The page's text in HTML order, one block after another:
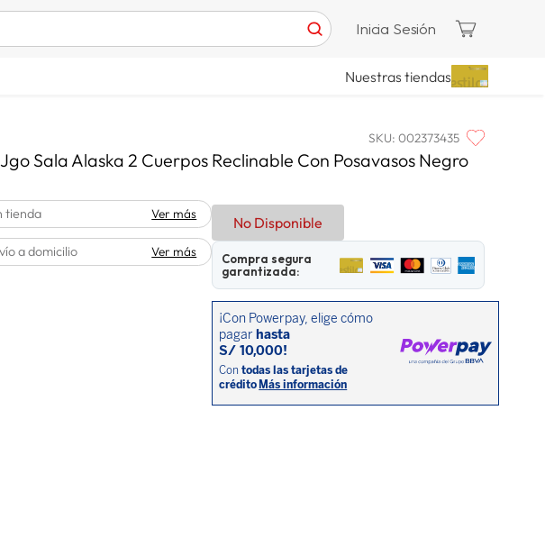
Inicia Sesión
Nuestras tiendas
SKU: 002373435
Sala Alaska 2 Cuerpos Reclinable Con Posavasos Negro
tienda Ver más
a domicilio Ver más
No Disponible
Compra segura
garantizada: